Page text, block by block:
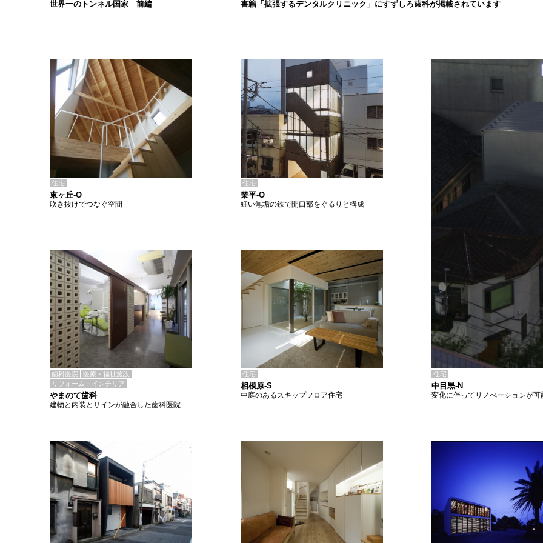
書籍「拡張するデンタルクリニック」にすずしろ歯科が掲載されています
世界一のトンネル国家 前編
住宅
東ヶ丘-O
吹き抜けでつなぐ空間
住宅
業平-O
細い無垢の鉄で開口部をぐるりと構成
歯科医院
医療・福祉施設
リフォーム・インテリア
やまのて歯科
建物と内装とサインが融合した歯科医院
住宅
相模原-S
中庭のあるスキップフロア住宅
住宅
中目黒-N
変化に伴ってリノべーションが可